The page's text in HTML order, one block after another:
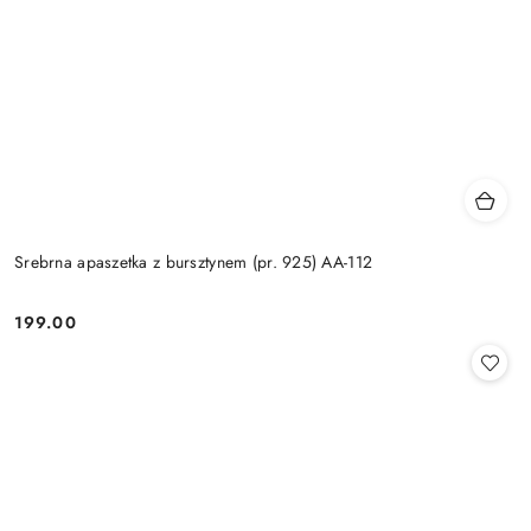
Srebrna apaszetka z bursztynem (pr. 925) AA-112
Cena:
199.00